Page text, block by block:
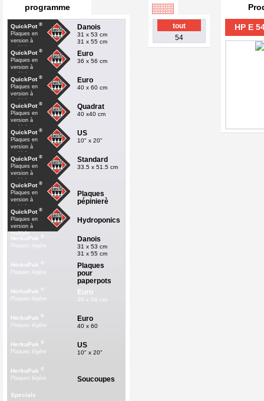
programme
QuickPot ®
Plaques en
version à
multiple
Danois
31 x 53 cm
31 x 55 cm
QuickPot ®
Plaques en
version à
multiple
Euro
36 x 56 cm
QuickPot ®
Plaques en
version à
multiple
Euro
40 x 60 cm
QuickPot ®
Plaques en
version à
multiple
Quadrat
40 x40 cm
QuickPot ®
Plaques en
version à
multiple
US
10" x 20"
QuickPot ®
Plaques en
version à
multiple
Standard
33.5 x 51.5 cm
QuickPot ®
Plaques en
version à
multiple
Plaques
pépinierè
QuickPot ®
Plaques en
version à
multiple
Hydroponics
HerkuPak Danois
31 x 53 cm
31 x 55 cm
HerkuPak
Plaques légère
Plaques
pour
paperpots
HerkuPak ®
Plaques légère
Euro
36 x 56 cm
HerkuPak ®
Plaques légère
Euro
40 x 60
HerkuPak ®
Plaques légère
US
10" x 20"
HerkuPak ®
Plaques légère
Soucoupes
Specials
tout
54
HP E